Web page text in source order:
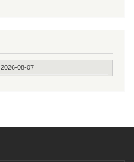
2026-08-07